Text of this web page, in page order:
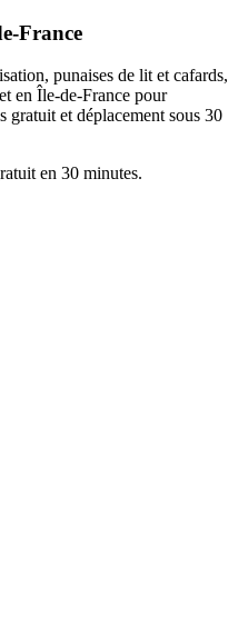
France
punaises de lit et cafards,
en Île-de-France pour
gratuit et déplacement sous 30
en 30 minutes.